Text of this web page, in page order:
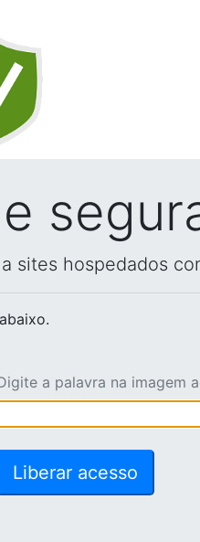
sites hospedados
a palavra na imagem